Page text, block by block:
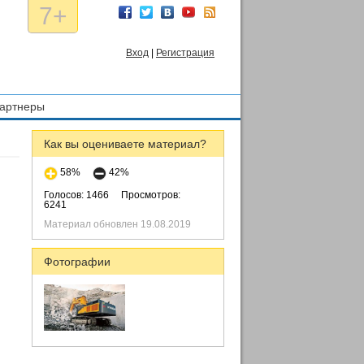
7+
Вход Регистрация
Как вы оцениваете материал?
58%
42%
Голосов: 1466
Просмотров:
6241
Материал обновлен 19.08.2019
Фотографии